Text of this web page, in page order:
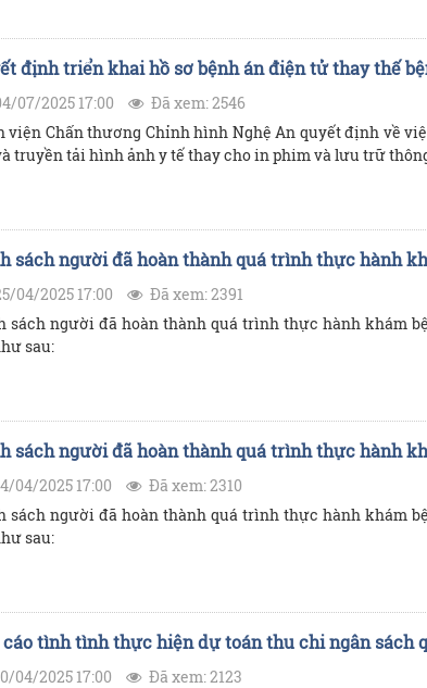
định triển khai hồ sơ bệnh án điện tử thay thế
07/2025 17:00
Đã xem: 2546
viện Chấn thương Chỉnh hình Nghệ An quyết định về
truyền tải hình ảnh y tế thay cho in phim và lưu trữ
sách người đã hoàn thành quá trình thực hành
04/2025 17:00
Đã xem: 2391
sách người đã hoàn thành quá trình thực hành khám
sau:
sách người đã hoàn thành quá trình thực hành
04/2025 17:00
Đã xem: 2310
sách người đã hoàn thành quá trình thực hành khám
sau:
cáo tình tình thực hiện dự toán thu chi ngân sách
04/2025 17:00
Đã xem: 2123